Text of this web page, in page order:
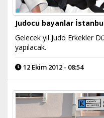
Judocu bayanlar
Gelecek yıl Judo Erkekler
yapılacak.
12 Ekim 2012 - 08:54